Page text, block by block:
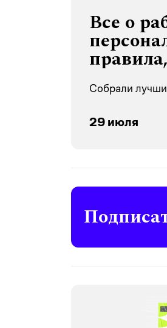
Все о
спорные
Собрали
29 июля